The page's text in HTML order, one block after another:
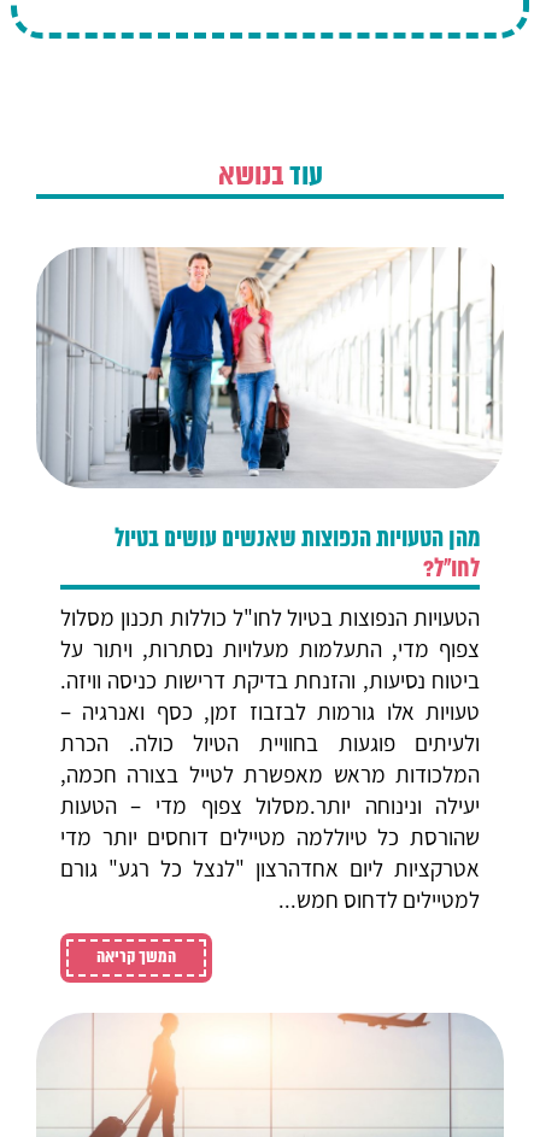
עודבנושא
מהן הטעויות הנפוצות שאנשים עושים בטיול
לחו"ל?
הטעויות הנפוצות בטיול לחו"ל כוללות תכנון מסלול
צפוף מדי, התעלמות מעלויות נסתרות, ויתור על
ביטוח נסיעות, והזנחת בדיקת דרישות כניסה וויזה.
טעויות אלו גורמות לבזבוז זמן, כסף ואנרגיה –
ולעיתים פוגעות בחוויית הטיול כולה. הכרת
המלכודות מראש מאפשרת לטייל בצורה חכמה,
יעילה ונינוחה יותר.מסלול צפוף מדי – הטעות
שהורסת כל טיוללמה מטיילים דוחסים יותר מדי
אטרקציות ליום אחדהרצון "לנצל כל רגע" גורם
למטיילים לדחוס חמש...
המשך קריאה